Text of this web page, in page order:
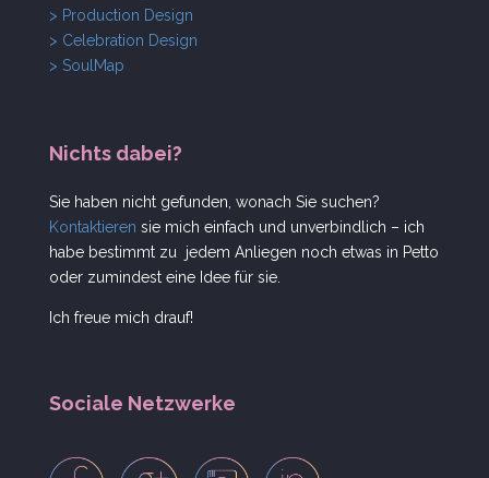
> Production Design
> Celebration Design
> SoulMap
Nichts dabei?
Sie haben nicht gefunden, wonach Sie suchen?
Kontaktieren sie mich einfach und unverbindlich – ich
habe bestimmt zu jedem Anliegen noch etwas in Petto
oder zumindest eine Idee für sie.
Ich freue mich drauf!
Sociale Netzwerke